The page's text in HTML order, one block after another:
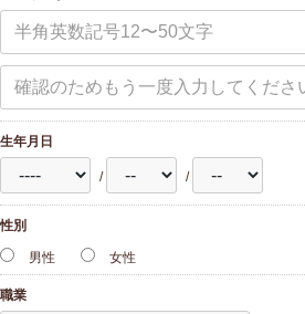
生年月日
/ /
性別
男性 女性
職業